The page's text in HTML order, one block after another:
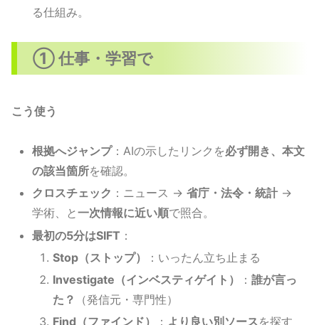
る仕組み。
① 仕事・学習で
こう使う
根拠へジャンプ：AIの示したリンクを必ず開き、本文
の該当箇所を確認。
クロスチェック ：ニュース →省庁・法令・統計 →
学術、と一次情報に近い順で照合。
最初の5分はSIFT ：
Stop（ストップ）
：いったん立ち止まる
Investigate（インベスティゲイト）
：誰が言っ
た？
（発信元・専門性）
Find（ファインド）
： より良い別ソースを探す